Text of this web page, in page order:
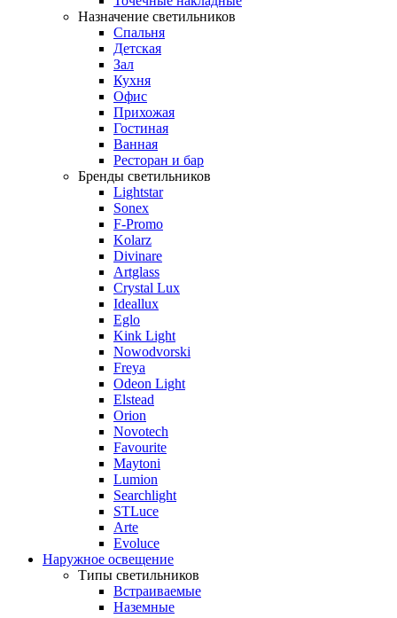
Назначение светильников
Спальня
Детская
Зал
Кухня
Офис
Прихожая
Гостиная
Ванная
Ресторан и бар
Бренды светильников
Lightstar
Sonex
F-Promo
Kolarz
Divinare
Artglass
Crystal Lux
Ideallux
Eglo
Kink Light
Nowodvorski
Freya
Odeon Light
Elstead
Orion
Novotech
Favourite
Maytoni
Lumion
Searchlight
STLuce
Arte
Evoluce
Наружное освещение
Типы светильников
Встраиваемые
Наземные